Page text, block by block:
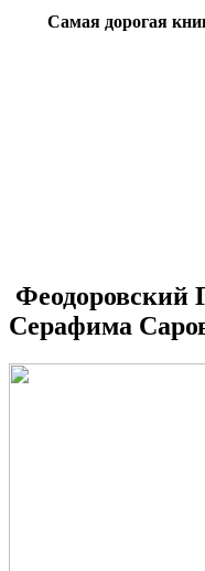
Самая дорогая
Феодоровский
Серафима